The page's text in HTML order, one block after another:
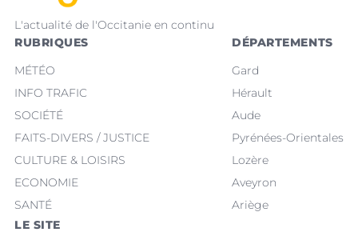
L'actualité de l'Occitanie en continu
RUBRIQUES
MÉTÉO
INFO TRAFIC
SOCIÉTÉ
FAITS-DIVERS / JUSTICE
CULTURE & LOISIRS
ECONOMIE
SANTÉ
DÉPARTEMENTS
Gard
Hérault
Aude
Pyrénées-Orientales
Lozère
Aveyron
Ariège
LE SITE